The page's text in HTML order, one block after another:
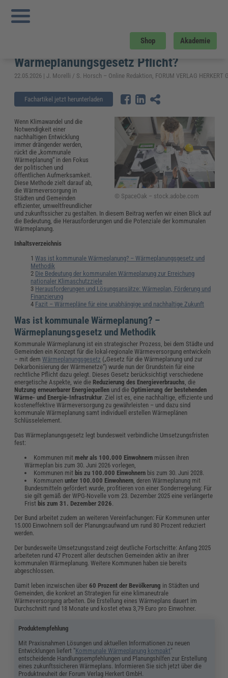
Shop Akademie
Sie sind hier:
Wärmeplanung: Ab wann wird sie gemäß Wärmeplanungsgesetz Pflicht?
Kommunale Wärmeplanung: Ab wann
Wärmeplanungsgesetz Pflicht?
22.05.2026 | J. Morelli / S. Horsch – Online Redaktion, FORUM VERLAG HERKERT
Fachartikel jetzt herunterladen
© SpaceOak – stock.adobe.com
Wenn Klimawandel und die
Notwendigkeit einer
nachhaltigen Entwicklung
immer drängender werden,
rückt die „kommunale
Wärmeplanung“ in den Fokus
der politischen und
öffentlichen Aufmerksamkeit.
Diese Methode zielt darauf ab,
die Wärmeversorgung in
Städten und Gemeinden
effizienter, umweltfreundlicher
und zukunftssicher zu gestalten. In diesem Beitrag werfen wir einen Blick auf
die Bedeutung, die Herausforderungen und die Potenziale der kommunalen
Wärmeplanung.
Inhaltsverzeichnis
Was ist kommunale Wärmeplanung? – Wärmeplanungsgesetz und
Methodik
Die Bedeutung der kommunalen Wärmeplanung zur Erreichung
nationaler Klimaschutzziele
Herausforderungen und Lösungsansätze: Wärmeplan, Förderung und
Finanzierung
Fazit – Wärmepläne für eine unabhängige und nachhaltige Zukunft
Was ist kommunale Wärmeplanung? –
Wärmeplanungsgesetz und Methodik
Kommunale Wärmeplanung ist ein strategischer Prozess, bei dem Städte und
Gemeinden ein Konzept für die lokal-regionale Wärmeversorgung entwickeln
– mit demWärmeplanungsgesetz („Gesetz für die Wärmeplanung und zur
Dekarbonisierung der Wärmenetze“) wurde nun der Grundstein für eine
rechtliche Pflicht dazu gelegt. Dieses Gesetz berücksichtigt verschiedene
energetische Aspekte, wie die Reduzierung des Energieverbrauchs, die
Nutzung erneuerbarer Energiequellen und dieOptimierung der bestehenden
Wärme- und Energie-Infrastruktur. Ziel ist es, eine nachhaltige, effiziente und
kosteneffektive Wärmeversorgung zu gewährleisten – und dazu sind
kommunale Wärmeplanung samt individuell erstellen Wärmeplänen
Schlüsselelement.
Das Wärmeplanungsgesetz legt bundesweit verbindliche Umsetzungsfristen
fest:
Kommunen mit mehr als 100.000 Einwohnern müssen ihren
Wärmeplan bis zum 30. Juni 2026 vorlegen,
Kommunen mit bis zu 100.000 Einwohnern bis zum 30. Juni 2028.
Kommunen unter 100.000 Einwohnern, deren Wärmeplanung mit
Bundesmitteln gefördert wurde, profitieren von einer Sonderregelung: Für
sie gilt gemäß der WPG-Novelle vom 23. Dezember 2025 eine verlängerte
Frist bis zum 31. Dezember 2026.
Der Bund arbeitet zudem an weiteren Vereinfachungen: Für Kommunen unter
15.000 Einwohnern soll der Planungsaufwand um rund 80 Prozent reduziert
werden.
Der bundesweite Umsetzungsstand zeigt deutliche Fortschritte: Anfang 2025
arbeiteten rund 47 Prozent aller deutschen Gemeinden aktiv an ihrer
kommunalen Wärmeplanung. Weitere Kommunen haben sie bereits
abgeschlossen.
Damit leben inzwischen über60 Prozent der Bevölkerung in Städten und
Gemeinden, die konkret an Strategien für eine klimaneutrale
Wärmeversorgung arbeiten. Die Erstellung eines Wärmeplans dauert im
Durchschnitt rund 18 Monate und kostet etwa 3,79 Euro pro Einwohner.
Produktempfehlung
Mit Praxisnahmen Lösungen und aktuellen Informationen zu neuen
Entwicklungen liefert "Kommunale Wärmeplanung kompakt"
entscheidende Handlungsempfehlungen und Planungshilfen zur Erstellung
eines zukunftssicheren Wärmeplans. Informieren Sie sich jetzt über die
Produktneuheit der Forum Verlag Herkert GmbH.